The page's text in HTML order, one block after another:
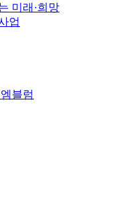
미래·희망
업
블럼